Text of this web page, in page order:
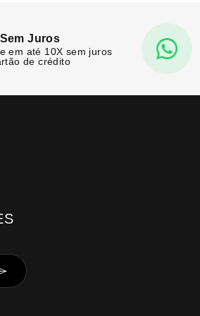
Juros
em até 10X sem juros
de crédito